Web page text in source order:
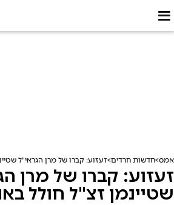
אמס חדשות חרדים זעזוע: קברו של מרן הגראי"ל
זעזוע: קברו של מרן
שטיינמן זצ"ל חולל